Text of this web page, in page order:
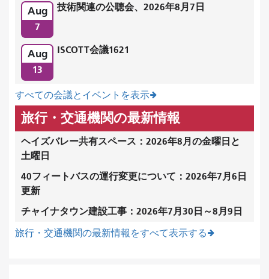
Aug
7
技術関連の公聴会、2026年8月7日
Aug
13
ISCOTT会議1621
すべての会議とイベントを表示
旅行・交通機関の最新情報
ヘイズバレー共有スペース：2026年8月の金曜日と
土曜日
40フィートバスの運行変更について：2026年7月6日
更新
チャイナタウン建設工事：2026年7月30日～8月9日
旅行・交通機関の最新情報をすべて表示する